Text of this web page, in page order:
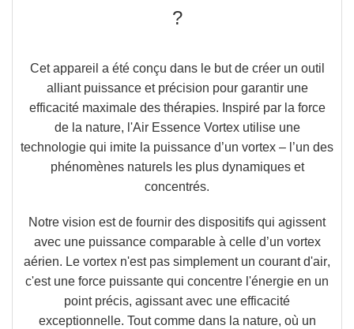
?
Cet appareil a été conçu dans le but de créer un outil
alliant puissance et précision pour garantir une
efficacité maximale des thérapies. Inspiré par la force
de la nature, l'Air Essence Vortexutilise une
technologie qui imite la puissance d’un vortex – l’un des
phénomènes naturels les plus dynamiques et
concentrés.
Notre vision est de fournir des dispositifs qui agissent
avec une puissance comparable à celle d’un vortex
aérien. Le vortex n'est pas simplement un courant d'air,
c'est une force puissante qui concentre l'énergie en un
point précis, agissant avec une efficacité
exceptionnelle. Tout comme dans la nature, où un